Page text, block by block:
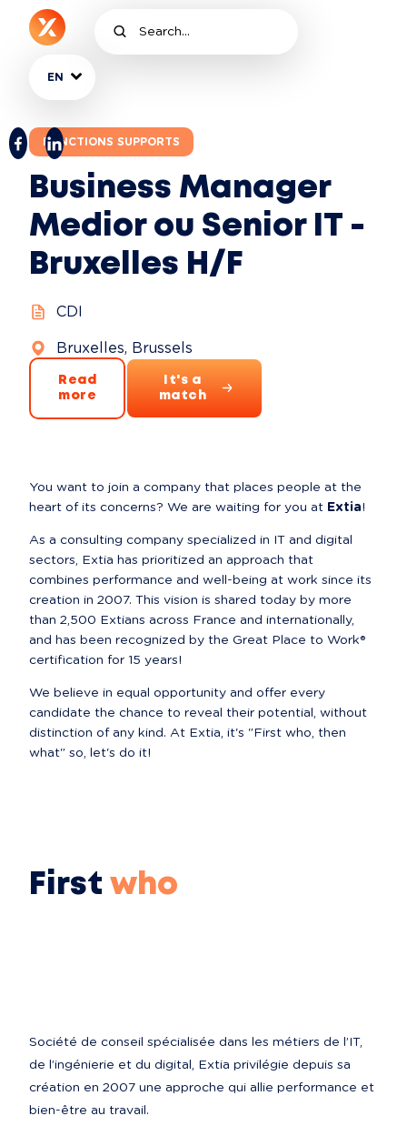
EN
FONCTIONS SUPPORTS
Business Manager
Medior ou Senior IT -
Bruxelles H/F
CDI
Bruxelles, Brussels
Read
more
It's a
match
You want to join a company that places people at the
heart of its concerns? We are waiting for you at Extia!
As a consulting company specialized in IT and digital
sectors, Extia has prioritized an approach that
combines performance and well-being at work since its
creation in 2007. This vision is shared today by more
than 2,500 Extians across France and internationally,
and has been recognized by the Great Place to Work®
certification for 15 years!
We believe in equal opportunity and offer every
candidate the chance to reveal their potential, without
distinction of any kind. At Extia, it's "First who, then
what" so, let's do it!
First who
Société de conseil spécialisée dans les métiers de l’IT,
de l’ingénierie et du digital, Extia privilégie depuis sa
création en 2007 une approche qui allie performance et
bien-être au travail.